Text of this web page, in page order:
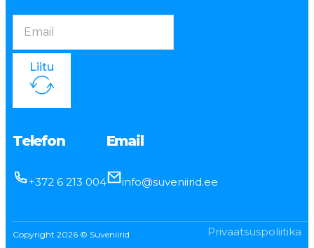
Liitu
Telefon
+372 6 213 004
Email
info@suveniirid.ee
Copyright 2026 © Suveniirid Privaatsuspoliitika